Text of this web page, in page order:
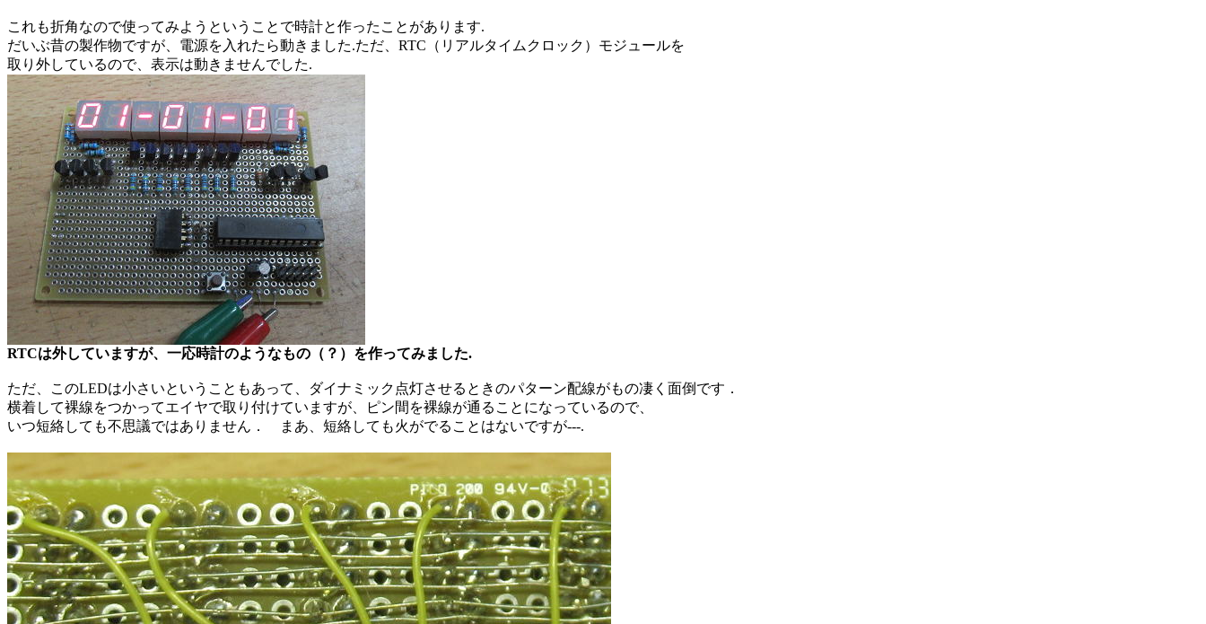
これも折角なので使ってみようということで時計と作ったことがあります.
だいぶ昔の製作物ですが、電源を入れたら動きました.ただ、RTC（リアルタイムクロック）モジュールを
取り外しているので、表示は動きませんでした.
RTCは外していますが、一応時計のようなもの（？）を作ってみました.
ただ、このLEDは小さいということもあって、ダイナミック点灯させるときのパターン配線がもの凄く面倒です．
横着して裸線をつかってエイヤで取り付けていますが、ピン間を裸線が通ることになっているので、
いつ短絡しても不思議ではありません． まあ、短絡しても火がでることはないですが---.